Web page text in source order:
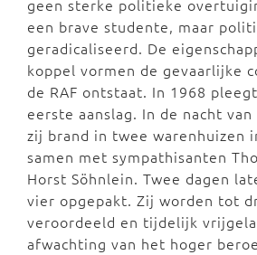
geen sterke politieke
een brave studente, maar
geradicaliseerd. De
koppel vormen de gevaarlijke
de RAF ontstaat. In 1968
eerste aanslag. In de nacht
zij brand in twee warenhuizen
samen met sympathisanten
Horst Söhnlein. Twee dagen
vier opgepakt. Zij worden tot
veroordeeld en tijdelijk
afwachting van het hoger